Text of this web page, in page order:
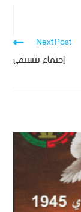
Next Post
إجتماع تنسيقي